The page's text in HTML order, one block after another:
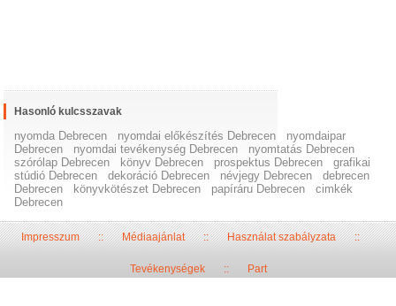
Hasonló kulcsszavak
nyomda Debrecen nyomdai előkészítés Debrecen
nyomdaipar
Debrecen
nyomdai tevékenység Debrecen
nyomtatás Debrecen
szórólap Debrecen
könyv Debrecen prospektus Debrecen
grafikai
stúdió Debrecen
dekoráció Debrecen névjegy Debrecen
debrecen
Debrecen
könyvkötészet Debrecen papíráru Debrecen
cimkék
Debrecen
Impresszum::Médiaajánlat::Használat szabályzata::
Tevékenységek:: Part